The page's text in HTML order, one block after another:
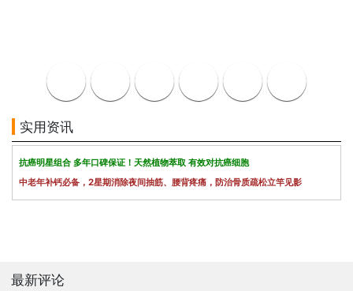
实用资讯
抗癌明星组合 多年口碑保证！天然植物萃取 有效对抗癌细胞
中老年补钙必备，2星期消除夜间抽筋、腰背疼痛，防治骨质疏松立竿见影
最新评论